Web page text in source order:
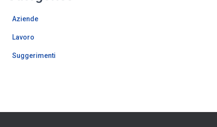
Aziende
Lavoro
Suggerimenti